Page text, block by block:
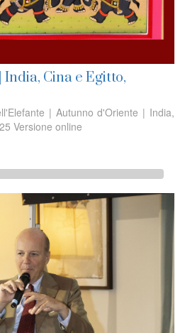
Cina e Egitto,
| Autunno d'Oriente | India,
Versione online